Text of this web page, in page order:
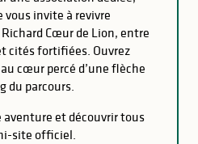
invite à revivre
Richard Cœur de Lion, entre
cités fortifiées. Ouvrez
cœur percé d’une flèche
du parcours.
et découvrir tous
site officiel.